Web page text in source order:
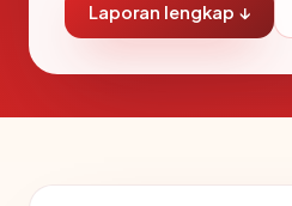
Laporan lengkap ↓